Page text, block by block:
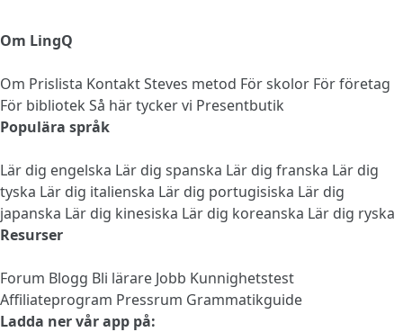
Om LingQ
Om Prislista KontaktSteves metod För skolor För företag
För bibliotek Så här tycker vi Presentbutik
Populära språk
Lär dig engelska Lär dig spanska Lär dig franska Lär dig
tyska Lär dig italienska Lär dig portugisiska Lär dig
japanska Lär dig kinesiska Lär dig koreanska Lär dig ryska
Resurser
Forum Blogg Bli lärare Jobb Kunnighetstest
Affiliateprogram Pressrum Grammatikguide
Ladda ner vår app på: